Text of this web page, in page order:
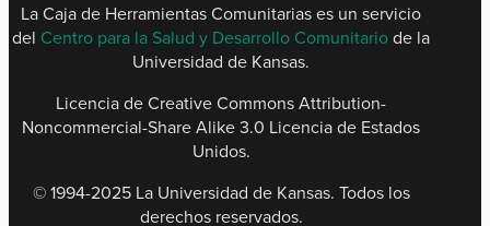
La Caja de Herramientas Comunitarias es un servicio
del Centro para la Salud y Desarrollo Comunitariode la
Universidad de Kansas.
Licencia de Creative Commons Attribution-
Noncommercial-Share Alike 3.0 Licencia de Estados
Unidos.
© 1994-2025 La Universidad de Kansas. Todos los
derechos reservados​.